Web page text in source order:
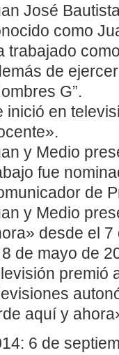
José
como
trabajado
de
G”.
inició en
y Medio
fue
de
y Medio
desde el
8 de mayo de
premió
aquí y
6 de